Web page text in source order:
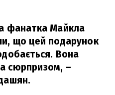
фанатка Майкла
що цей подарунок
Вона
сюрпризом, –